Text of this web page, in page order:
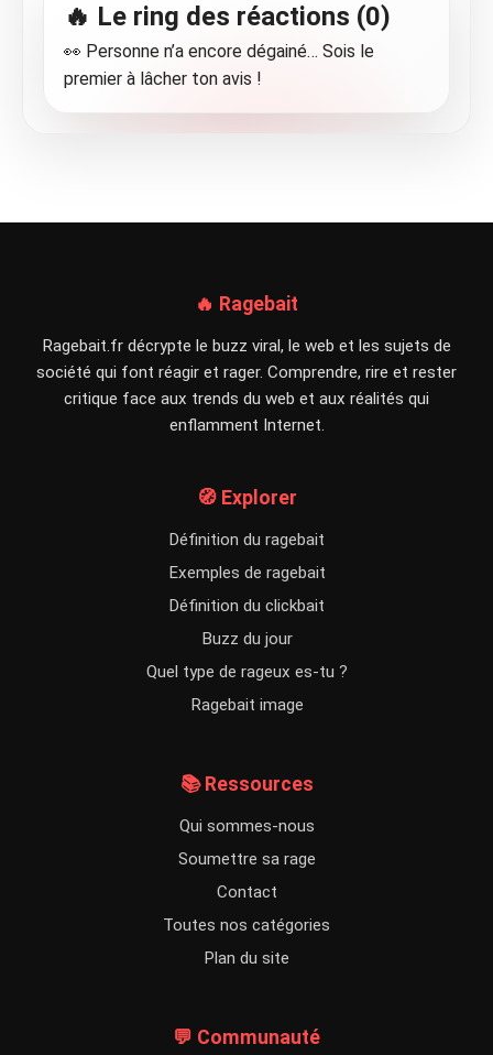
🔥 Le ring des réactions (0)
👀 Personne n’a encore dégainé… Sois le
premier à lâcher ton avis !
🔥 Ragebait
Ragebait.fr décrypte le buzz viral, le web et les sujets de
société qui font réagir et rager. Comprendre, rire et rester
critique face aux trends du web et aux réalités qui
enflamment Internet.
🧭 Explorer
Définition du ragebait
Exemples de ragebait
Définition du clickbait
Buzz du jour
Quel type de rageux es-tu ?
Ragebait image
📚 Ressources
Qui sommes-nous
Soumettre sa rage
Contact
Toutes nos catégories
Plan du site
💬 Communauté